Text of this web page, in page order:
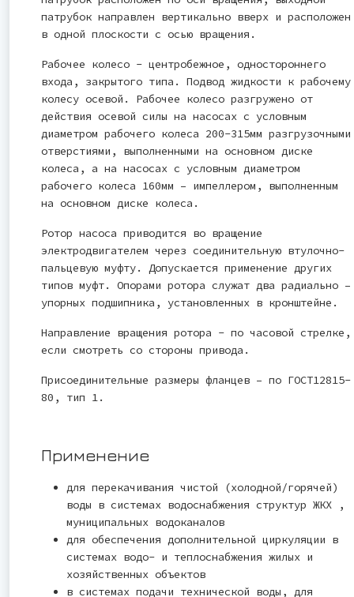
патрубок направлен вертикально вверх и расположен
в одной плоскости с осью вращения.
Рабочее колесо - центробежное, одностороннего
входа, закрытого типа. Подвод жидкости к рабочему
колесу осевой. Рабочее колесо разгружено от
действия осевой силы на насосах с условным
диаметром рабочего колеса 200-315мм разгрузочными
отверстиями, выполненными на основном диске
колеса, а на насосах с условным диаметром
рабочего колеса 160мм – импеллером, выполненным
на основном диске колеса.
Ротор насоса приводится во вращение
электродвигателем через соединительную втулочно-
пальцевую муфту. Допускается применение других
типов муфт. Опорами ротора служат два радиально –
упорных подшипника, установленных в кронштейне.
Направление вращения ротора - по часовой стрелке,
если смотреть со стороны привода.
Присоединительные размеры фланцев – по ГОСТ12815-
80, тип 1.
Применение
для перекачивания чистой (холодной/горячей)
воды в системах водоснабжения структур ЖКХ ,
муниципальных водоканалов
для обеспечения дополнительной циркуляции в
системах водо- и теплоснабжения жилых и
хозяйственных объектов
в системах подачи технической воды, для